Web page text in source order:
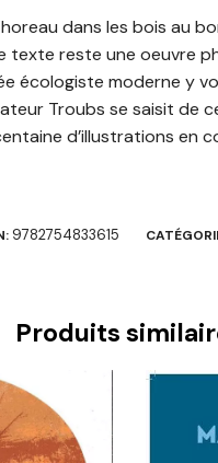
dans les bois au
texte reste une oeuvre
écologiste moderne y
Troubs se saisit de
d’illustrations en
9782754833615
Produits